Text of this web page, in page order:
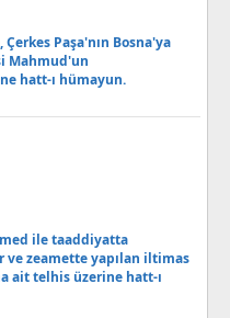
Paşa'nın Bosna'ya
Mahmud'un
hatt-ı hümayun.
ile taaddiyatta
zeamette yapılan iltimas
ait telhis üzerine hatt-ı